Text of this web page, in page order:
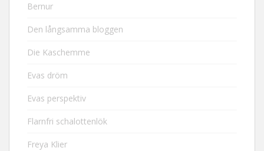
Bernur
Den långsamma bloggen
Die Kaschemme
Evas dröm
Evas perspektiv
Flarnfri schalottenlök
Freya Klier